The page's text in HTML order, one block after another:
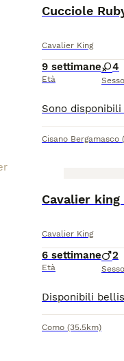
Cucciole
Cavalier King
9 settimane
Età
4
Sesso
Cisano Bergamasco
Cavalier
Cavalier King
6 settimane
Età
2
Sesso
Como (35.5km)